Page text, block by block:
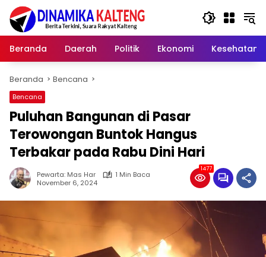
Langsung
konten
Beranda
Daerah Politik Ekonomi Kesehatan
Beranda Bencana
Bencana
Puluhan Bangunan di Pasar
Terowongan Buntok Hangus
Terbakar pada Rabu Dini Hari
Pewarta: Mas Har
1 Min Baca
November 6, 2024
1477